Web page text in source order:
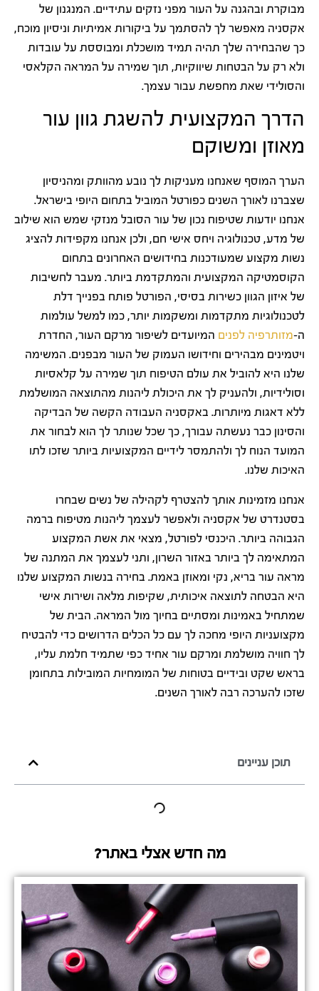
מבוקרת ובהגנה על העור מפני נזקים עתידיים. המנגנון של
אקסניה מאפשר לך להסתמך על ביקורות אמיתיות וניסיון מוכח,
כך שהבחירה שלך תהיה תמיד מושכלת ומבוססת על עובדות
ולא רק על הבטחות שיווקיות, תוך שמירה על המראה הקלאסי
והסולידי שאת מחפשת עבור עצמך.
הדרך המקצועית להשגת גוון עור
מאוזן ומשוקם
הערך המוסף שאנחנו מעניקות לך נובע מהוותק ומהניסיון
שצברנו לאורך השנים כפורטל המוביל בתחום היופי בישראל.
אנחנו יודעות שטיפוח נכון של עור הסובל מנזקי שמש הוא שילוב
של מדע, טכנולוגיה ויחס אישי חם, ולכן אנחנו מקפידות להציג
נשות מקצוע שמעודכנות בחידושים האחרונים בתחום
הקוסמטיקה המקצועית והמתקדמת ביותר. מעבר לחשיבות
של איזון הגוון כשירות בסיסי, הפורטל פותח בפנייך דלת
לטכנולוגיות מתקדמות ומשקמות יותר, כמו למשל עולמות
ה-מזותרפיה לפנים המיועדים לשיפור מרקם העור, החדרת
ויטמינים מבהירים וחידושו העמוק של העור מבפנים. המשימה
שלנו היא להוביל את עולם הטיפוח תוך שמירה על קלאסיות
וסולידיות, ולהעניק לך את היכולת ליהנות מהתוצאה המושלמת
ללא דאגות מיותרות. באקסניה העבודה הקשה של הבדיקה
והסינון כבר נעשתה עבורך, כך שכל שנותר לך הוא לבחור את
המועד הנוח לך ולהתמסר לידיים המקצועיות ביותר שזכו לתו
האיכות שלנו.
אנחנו מזמינות אותך להצטרף לקהילה של נשים שבחרו
בסטנדרט של אקסניה ולאפשר לעצמך ליהנות מטיפוח ברמה
הגבוהה ביותר. היכנסי לפורטל, מצאי את אשת המקצוע
המתאימה לך ביותר באזור השרון, ותני לעצמך את המתנה של
מראה עור בריא, נקי ומאוזן באמת. בחירה בנשות המקצוע שלנו
היא הבטחה לתוצאה איכותית, שקיפות מלאה ושירות אישי
שמתחיל באמינות ומסתיים בחיוך מול המראה. הבית של
מקצועניות היופי מחכה לך עם כל הכלים הדרושים כדי להבטיח
לך חוויה מושלמת ומרקם עור אחיד כפי שתמיד חלמת עליו,
בראש שקט ובידיים בטוחות של המומחיות המובילות בתחומן
שזכו להערכה רבה לאורך השנים.
תוכן עניינים
מה חדש אצלי באתר?